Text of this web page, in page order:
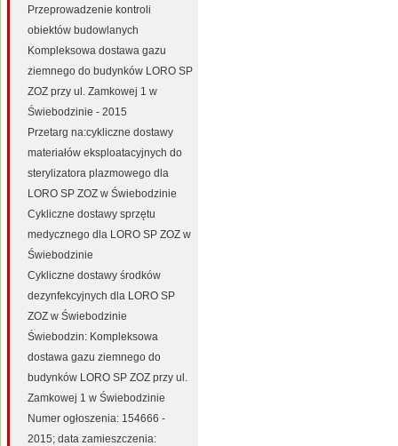
Przeprowadzenie kontroli
obiektów budowlanych
Kompleksowa dostawa gazu
ziemnego do budynków LORO SP
ZOZ przy ul. Zamkowej 1 w
Świebodzinie - 2015
Przetarg na:cykliczne dostawy
materiałów eksploatacyjnych do
sterylizatora plazmowego dla
LORO SP ZOZ w Świebodzinie
Cykliczne dostawy sprzętu
medycznego dla LORO SP ZOZ w
Świebodzinie
Cykliczne dostawy środków
dezynfekcyjnych dla LORO SP
ZOZ w Świebodzinie
Świebodzin: Kompleksowa
dostawa gazu ziemnego do
budynków LORO SP ZOZ przy ul.
Zamkowej 1 w Świebodzinie
Numer ogłoszenia: 154666 -
2015; data zamieszczenia: